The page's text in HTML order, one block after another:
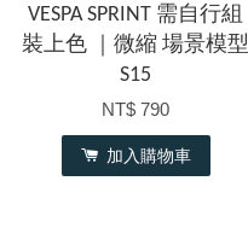
VESPA SPRINT 需自行組
裝上色 ｜微縮 場景模型
S15
NT$ 790
加入購物車